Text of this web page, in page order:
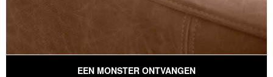
EEN MONSTER ONTVANGEN